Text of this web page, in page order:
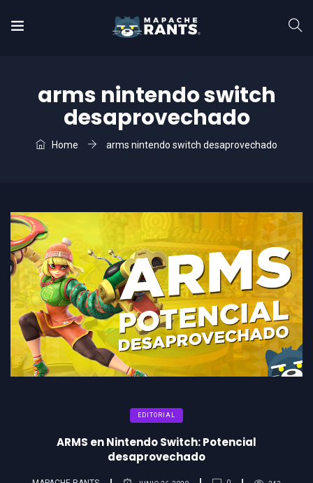
arms nintendo switch
desaprovechado
Home arms nintendo switch desaprovechado
EDITORIAL
ARMS en Nintendo Switch: Potencial
desaprovechado